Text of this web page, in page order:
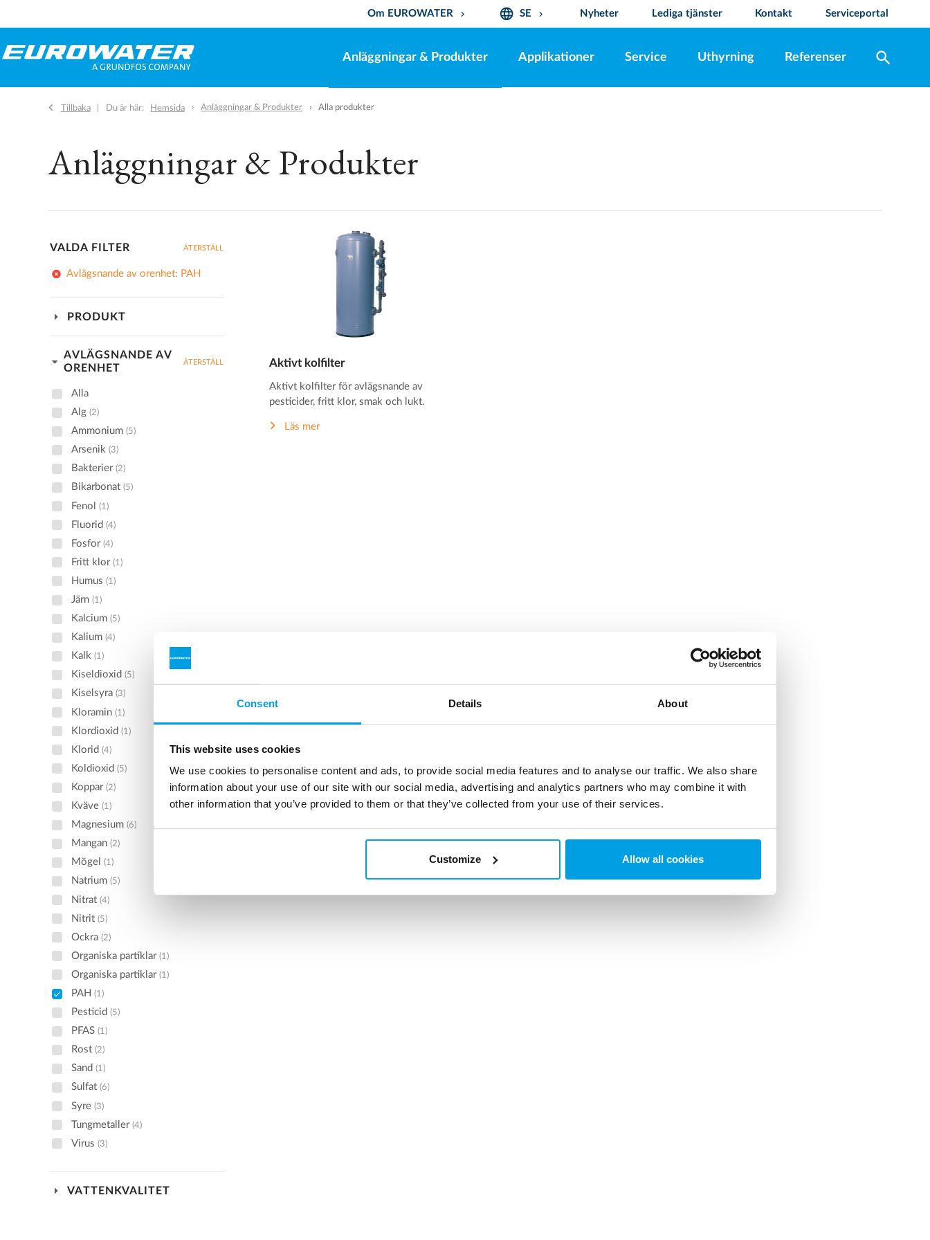
Consent Details About
This website uses cookies
We use cookies to personalise content and ads, to provide social media features and to analyse our traffic. We also share
information about your use of our site with our social media, advertising and analytics partners who may combine it with
other information that you’ve provided to them or that they’ve collected from your use of their services.
Customize Allow all cookies
Om EUROWATER keyboard_arrow_down language SE keyboard_arrow_down Nyheter Lediga tjänster Kontakt Serviceportal
Anläggningar & Produkter Applikationer Service Uthyrning Referenser search
Tillbaka Du är här: Hemsida Anläggningar & Produkter Alla produkter
Anläggningar & Produkter
Aktivt kolfilter
Aktivt kolfilter för avlägsnande av
pesticider, fritt klor, smak och lukt.
Läs mer
VALDA FILTER ÅTERSTÄLL
add_circle Avlägsnande av orenhet: PAH
arrow_drop_down PRODUKT
arrow_drop_down AVLÄGSNANDE AV
ORENHET
ÅTERSTÄLL
Alla
Alg(2)
Ammonium(5)
Arsenik(3)
Bakterier(2)
Bikarbonat(5)
Fenol(1)
Fluorid(4)
Fosfor(4)
Fritt klor(1)
Humus(1)
Järn(1)
Kalcium(5)
Kalium(4)
Kalk(1)
Kiseldioxid(5)
Kiselsyra(3)
Kloramin(1)
Klordioxid(1)
Klorid(4)
Koldioxid(5)
Koppar(2)
Kväve(1)
Magnesium(6)
Mangan(2)
Mögel(1)
Natrium(5)
Nitrat(4)
Nitrit(5)
Ockra(2)
Organiska partiklar(1)
Organiska partiklar(1)
PAH(1)
Pesticid(5)
PFAS(1)
Rost(2)
Sand(1)
Sulfat(6)
Syre(3)
Tungmetaller(4)
Virus(3)
arrow_drop_down VATTENKVALITET